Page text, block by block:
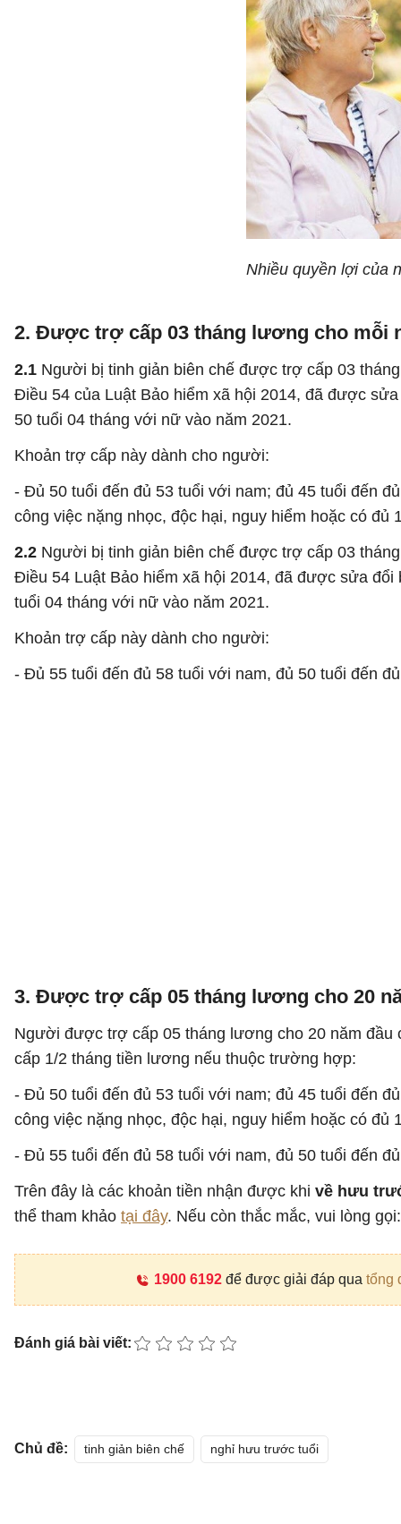
Nhiều quyền lợi của
2. Được trợ cấp 03 tháng lương cho mỗi
2.1 Người bị tinh giản biên chế được trợ cấp 03
Điều 54 của Luật Bảo hiểm xã hội 2014, đã được
50 tuổi 04 tháng với nữ vào năm 2021.
Khoản trợ cấp này dành cho người:
- Đủ 50 tuổi đến đủ 53 tuổi với nam; đủ 45 tuổi đến
công việc nặng nhọc, độc hại, nguy hiểm hoặc có
2.2 Người bị tinh giản biên chế được trợ cấp 03
Điều 54 Luật Bảo hiểm xã hội 2014, đã được sửa
tuổi 04 tháng với nữ vào năm 2021.
Khoản trợ cấp này dành cho người:
- Đủ 55 tuổi đến đủ 58 tuổi với nam, đủ 50 tuổi đến
3. Được trợ cấp 05 tháng lương cho 20
Người được trợ cấp 05 tháng lương cho 20 năm
cấp 1/2 tháng tiền lương nếu thuộc trường hợp:
- Đủ 50 tuổi đến đủ 53 tuổi với nam; đủ 45 tuổi đến
công việc nặng nhọc, độc hại, nguy hiểm hoặc có
- Đủ 55 tuổi đến đủ 58 tuổi với nam, đủ 50 tuổi đến
Trên đây là các khoản tiền nhận được khi về hưu
thể tham khảo tại đây. Nếu còn thắc mắc, vui lòng
1900 6192để được giải đáp qua tổng
Đánh giá bài viết:
Chủ đề: tinh giản biên chế nghỉ hưu trước tuổi